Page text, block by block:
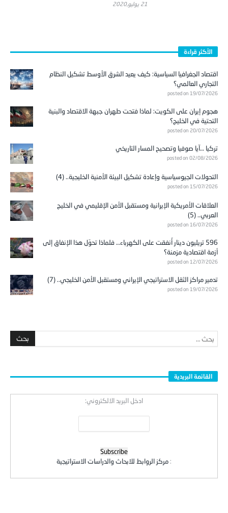
21 يوليو,2020
الأكثر قراءة
اقتصاد الجغرافيا السياسية: كيف يعيد الشرق الأوسط تشكيل النظام
التجاري العالمي؟
posted on 19/07/2026
هجوم إيران على الكويت: لماذا فتحت طهران جبهة الاقتصاد والبنية
التحتية في الخليج؟
posted on 20/07/2026
تركيا …آيا صوفيا وتصحيح المسار التاريخي
posted on 02/08/2026
التحولات الجيوسياسية وإعادة تشكيل البيئة الأمنية الخليجية.. (4)
posted on 15/07/2026
العلاقات الأمريكية الإيرانية ومستقبل الأمن الإقليمي في الخليج
العربي.. (5)
posted on 16/07/2026
596 تريليون دينار أُنفقت على الكهرباء… فلماذا تحوّل هذا الإنفاق إلى
أزمة اقتصادية مزمنة؟
posted on 12/07/2026
تدمير مراكز الثقل الاستراتيجي الإيراني ومستقبل الأمن الخليجي.. (7)
posted on 19/07/2026
القائمة البريدية
ادخل البريد الالكتروني:
: مركز الروابط للابحاث والدراسات الاستراتيجية